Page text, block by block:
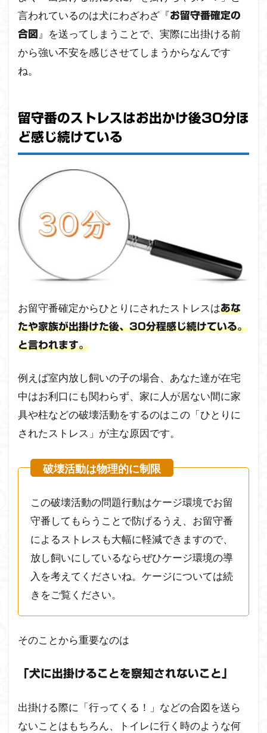
言われているのは犬にわざわざ『お留守番確定の
合図 』を送ってしまうことで、実際に出掛ける前
から強い不安を感じさせてしまうからなんです
ね。
留守番のストレスはお出かけ後30分ほ
ど感じ続けている
お留守番確定からひとりにされたストレスはあな
たや家族が出掛けた後、30分程感じ続けている。
と言われます。
例えば室内放し飼いの子の場合、あなた達が在宅
中はお利口にも関わらず、家に人が居ない間に家
具や柱などの破壊活動をするのはこの「ひとりに
されたストレス」が主な原因です。
この破壊活動の問題行動はケージ環境でお留
守番してもらうことで防げるうえ、お留守番
によるストレスも大幅に軽減できますので、
放し飼いにしているならぜひケージ環境の導
入を考えてくださいね。ケージについては続
きをご覧ください。
そのことから重要なのは
「犬に出掛けることを察知されないこと」
出掛ける際に「行ってくる！」などの合図を送ら
ないことはもちろん、トイレに行く時のような何